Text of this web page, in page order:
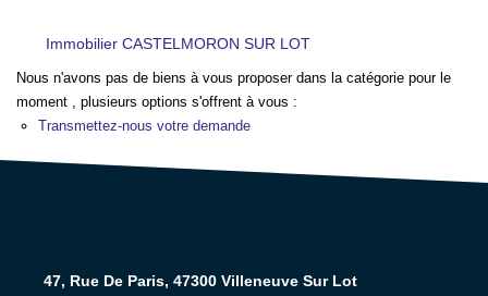
CONTACT
Immobilier CASTELMORON SUR LOT
Nous n'avons pas de biens à vous proposer dans la catégorie pour le
moment , plusieurs options s'offrent à vous :
Transmettez-nous votre demande
47, Rue De Paris, 47300 Villeneuve Sur Lot